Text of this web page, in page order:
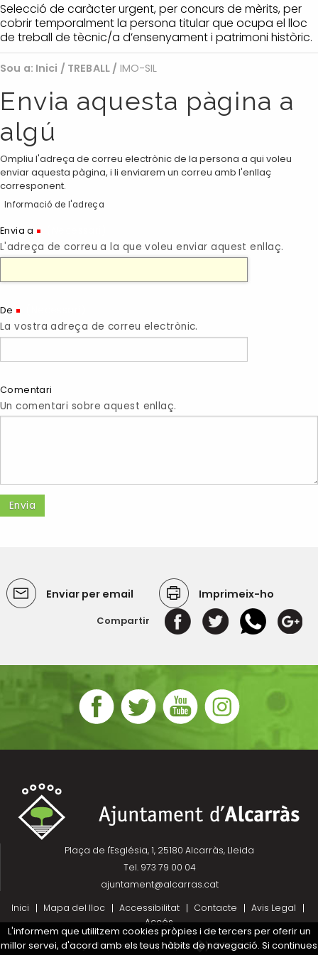
Selecció de caràcter urgent, per concurs de mèrits, per
cobrir temporalment la persona titular que ocupa el lloc
de treball de tècnic/a d’ensenyament i patrimoni històric.
Sou a: Inici / TREBALL / IMO-SIL
Envia aquesta pàgina a
algú
Ompliu l'adreça de correu electrònic de la persona a qui voleu
enviar aquesta pàgina, i li enviarem un correu amb l'enllaç
corresponent.
Informació de l'adreça
Envia a
L'adreça de correu a la que voleu enviar aquest enllaç.
De
La vostra adreça de correu electrònic.
Comentari
Un comentari sobre aquest enllaç.
Enviar per email Imprimeix-ho
Compartir
Plaça de l'Església, 1, 25180 Alcarràs, Lleida
Tel. 973 79 00 04
ajuntament@alcarras.cat
Inici
Mapa del lloc Accessibilitat Contacte
Avis Legal
Accés
Projecte desenvolupat per
L'informem que utilitzem cookies pròpies i de tercers per oferir un
millor servei, d'acord amb els teus hàbits de navegació. Si continues